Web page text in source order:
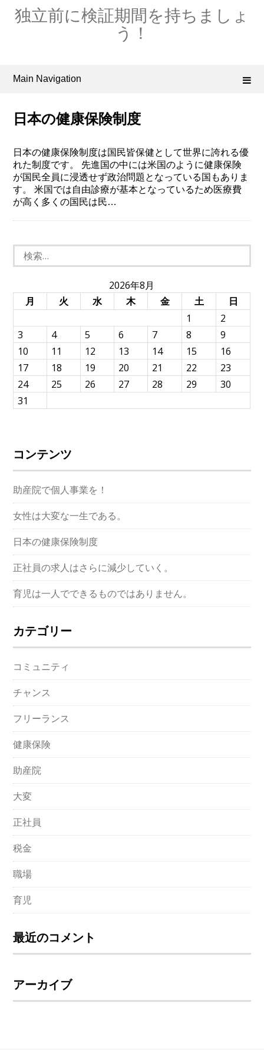
content独立前に検証期間を持ちましょ
う！
Main Navigation
日本の健康保険制度
日本の健康保険制度は国民皆保健として世界に誇れる優
れた制度です。 先進国の中には米国のように健康保険
が国民全員に浸透せず政治問題となっている国もありま
す。 米国では自由診療が基本となっているため医療費
が高く多くの国民は民…
検
索:
2026年8月
月
火 水 木 金 土
日
1
2
3
4 5 6 7 8
9
10
11 12 13 14 15
16
17
18 19 20 21 22
23
24
25 26 27 28 29
30
31
コンテンツ
助産院で個人事業を！
女性は大変な一生である。
日本の健康保険制度
正社員の求人はさらに減少していく。
育児は一人でできるものではありません。
カテゴリー
コミュニティ
チャンス
フリーランス
健康保険
助産院
大変
正社員
税金
職場
育児
最近のコメント
アーカイブ